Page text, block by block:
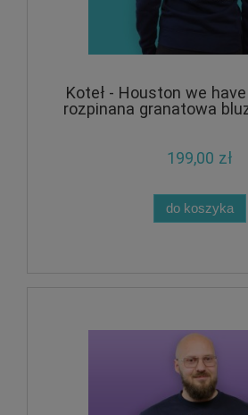
Koteł - Houston we
rozpinana granatowa
199,00 zł
do koszyka